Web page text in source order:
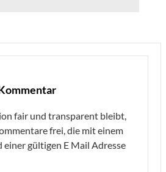
fair und transparent bleibt,
frei, die mit einem
einer gültigen E Mail Adresse